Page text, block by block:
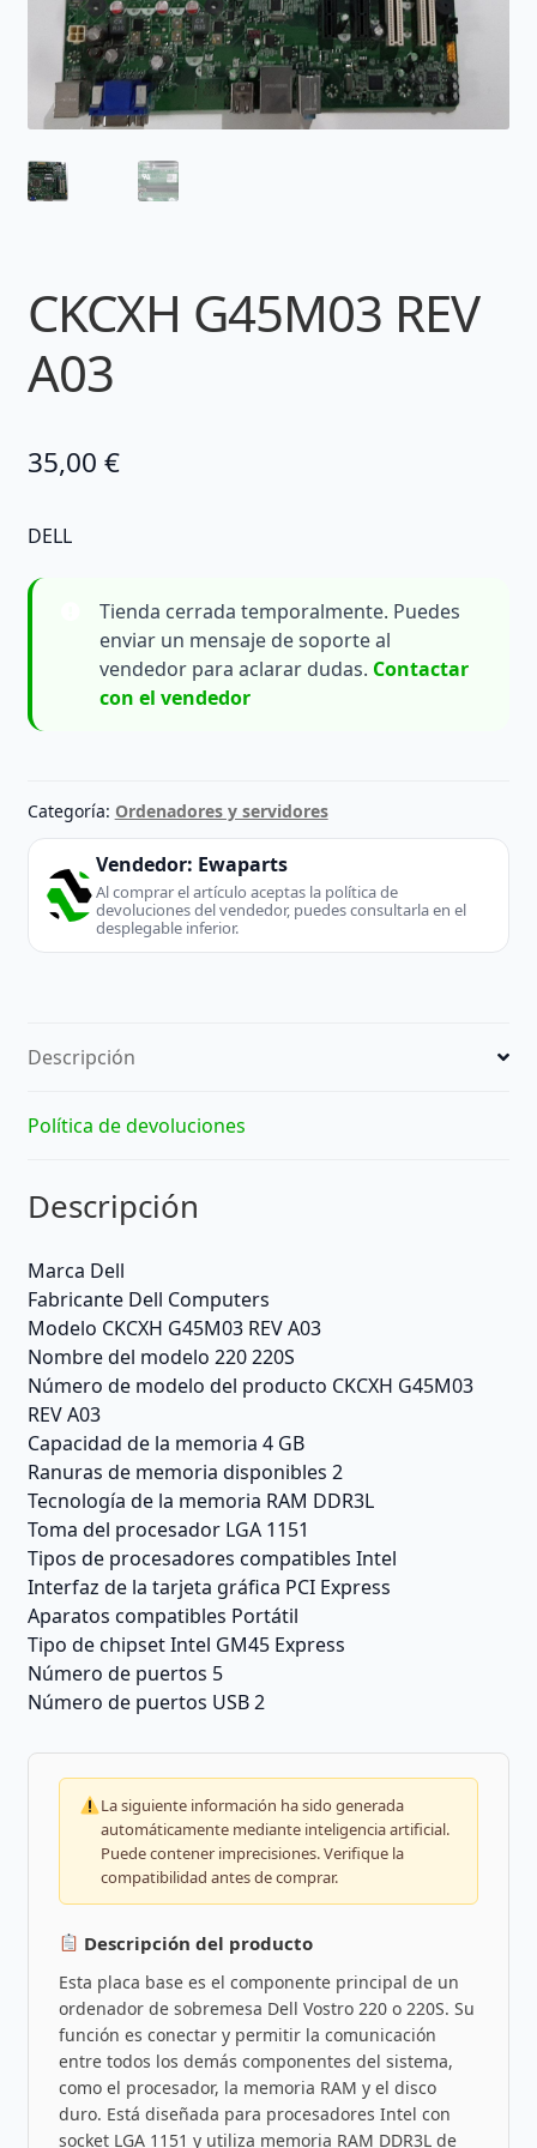
CKCXH G45M03 REV
A03
35,00 €
DELL
Tienda cerrada temporalmente. Puedes
enviar un mensaje de soporte al
vendedor para aclarar dudas. Contactar
con el vendedor
Categoría: Ordenadores y servidores
Vendedor: Ewaparts
Al comprar el artículo aceptas la política de
devoluciones del vendedor, puedes consultarla en el
desplegable inferior.
Descripción
Política de devoluciones
Descripción
Marca ‎Dell
Fabricante ‎Dell Computers
Modelo ‎CKCXH G45M03 REV A03
Nombre del modelo ‎220 220S
Número de modelo del producto ‎CKCXH G45M03
REV A03
Capacidad de la memoria ‎4 GB
Ranuras de memoria disponibles ‎2
Tecnología de la memoria RAM ‎DDR3L
Toma del procesador ‎LGA 1151
Tipos de procesadores compatibles ‎Intel
Interfaz de la tarjeta gráfica ‎PCI Express
Aparatos compatibles ‎Portátil
Tipo de chipset ‎Intel GM45 Express
Número de puertos ‎5
Número de puertos USB ‎2
La siguiente información ha sido generada
automáticamente mediante inteligencia artificial.
Puede contener imprecisiones. Verifique la
compatibilidad antes de comprar.
Descripción del producto
Esta placa base es el componente principal de un
ordenador de sobremesa Dell Vostro 220 o 220S. Su
función es conectar y permitir la comunicación
entre todos los demás componentes del sistema,
como el procesador, la memoria RAM y el disco
duro. Está diseñada para procesadores Intel con
socket LGA 1151 y utiliza memoria RAM DDR3L de